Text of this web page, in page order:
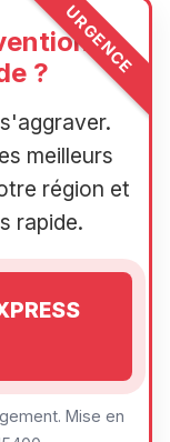
URGENCE
?
meilleurs
région et
rapide.
Mise en